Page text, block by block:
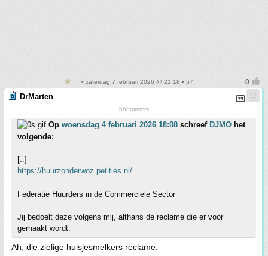
• zaterdag 7 februari 2026 @ 21:18 • 57
DrMarten
hhhmmmm
Op woensdag 4 februari 2026 18:08 schreef DJMO het
volgende:
[..]
https://huurzonderwoz.petities.nl/
Federatie Huurders in de Commerciele Sector
Jij bedoelt deze volgens mij, althans de reclame die er voor
gemaakt wordt.
Ah, die zielige huisjesmelkers reclame.